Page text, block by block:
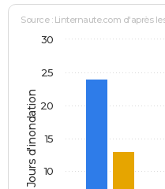
Jours d'inondation
Source : Linternaute.com d'après
10
15
20
25
30